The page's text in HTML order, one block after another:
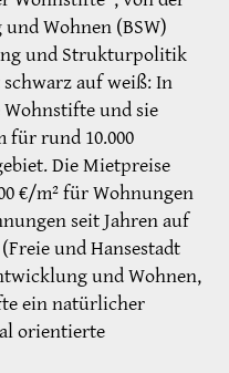
Wohnen (BSW)
und Strukturpolitik
auf weiß: In
Wohnstifte und sie
für rund 10.000
Die Mietpreise
€/m² für Wohnungen
seit Jahren auf
und Hansestadt
und Wohnen,
ein natürlicher
orientierte